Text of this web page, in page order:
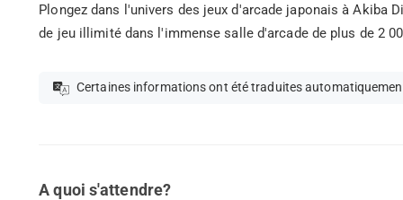
Plongez dans l'univers des jeux d'arcade japonais à Akiba
de jeu illimité dans l'immense salle d'arcade de plus de 2
Certaines informations ont été traduites
A quoi s'attendre?